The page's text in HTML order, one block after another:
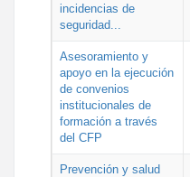
incidencias de
seguridad...
Asesoramiento y
apoyo en la ejecución
de convenios
institucionales de
formación a través
del CFP
Prevención y salud